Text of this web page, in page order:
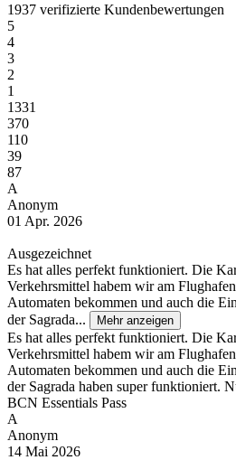
1937 verifizierte Kundenbewertungen
5
4
3
2
1
1331
370
110
39
87
A
Anonym
01 Apr. 2026
Ausgezeichnet
Es hat alles perfekt funktioniert. Die
Verkehrsmittel habem wir am
Automaten bekommen und auch die
der Sagrada...
Mehr anzeigen
Es hat alles perfekt funktioniert. Die
Verkehrsmittel habem wir am
Automaten bekommen und auch die
der Sagrada haben super funktioniert.
BCN Essentials Pass
A
Anonym
14 Mai 2026